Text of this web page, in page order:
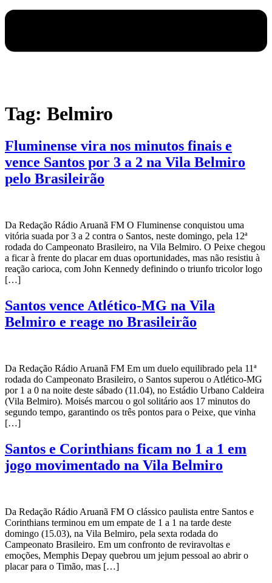
Tag: Belmiro
Fluminense vira nos minutos finais e
vence Santos por 3 a 2 na Vila Belmiro
pelo Brasileirão
Da Redação Rádio Aruanã FM O Fluminense conquistou uma
vitória suada por 3 a 2 contra o Santos, neste domingo, pela 12ª
rodada do Campeonato Brasileiro, na Vila Belmiro. O Peixe chegou
a ficar à frente do placar em duas oportunidades, mas não resistiu à
reação carioca, com John Kennedy definindo o triunfo tricolor logo
[…]
Santos vence Atlético-MG na Vila
Belmiro e reage no Brasileirão
Da Redação Rádio Aruanã FM Em um duelo equilibrado pela 11ª
rodada do Campeonato Brasileiro, o Santos superou o Atlético-MG
por 1 a 0 na noite deste sábado (11.04), no Estádio Urbano Caldeira
(Vila Belmiro). Moisés marcou o gol solitário aos 17 minutos do
segundo tempo, garantindo os três pontos para o Peixe, que vinha
[…]
Santos e Corinthians ficam no 1 a 1 em
jogo movimentado na Vila Belmiro
Da Redação Rádio Aruanã FM O clássico paulista entre Santos e
Corinthians terminou em um empate de 1 a 1 na tarde deste
domingo (15.03), na Vila Belmiro, pela sexta rodada do
Campeonato Brasileiro. Em um confronto de reviravoltas e
emoções, Memphis Depay quebrou um jejum pessoal ao abrir o
placar para o Timão, mas […]